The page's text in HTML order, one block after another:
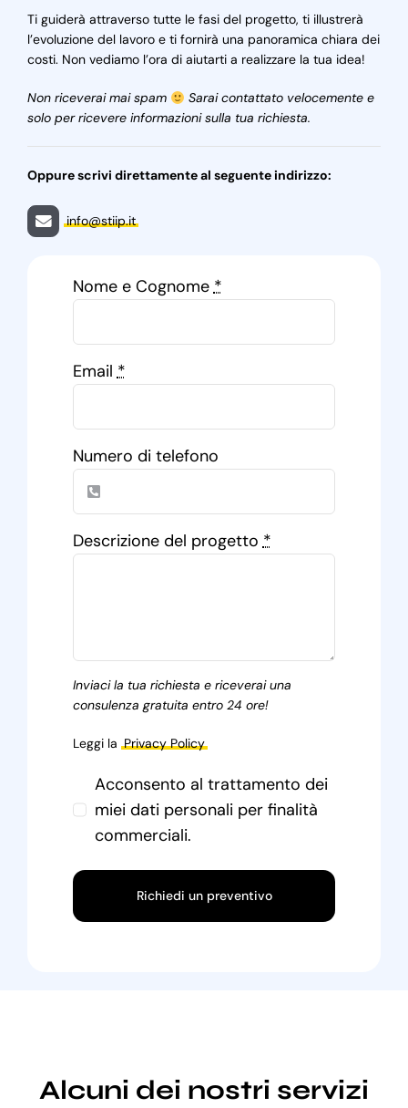
Ti guiderà attraverso tutte le fasi del progetto, ti illustrerà
l’evoluzione del lavoro e ti fornirà una panoramica chiara dei
costi. Non vediamo l’ora di aiutarti a realizzare la tua idea!
Non riceverai mai spam
Sarai contattato velocemente e
solo per ricevere informazioni sulla tua richiesta.
Oppure scrivi direttamente al seguente indirizzo:
info@stiip.it
Nome e Cognome*
Email*
Numero di telefono
Descrizione del progetto*
Inviaci la tua richiesta e riceverai una
consulenza gratuita entro 24 ore!
Leggi la Privacy Policy
Acconsento al trattamento dei
miei dati personali per finalità
commerciali.
Richiedi un preventivo
Alcuni dei nostri servizi